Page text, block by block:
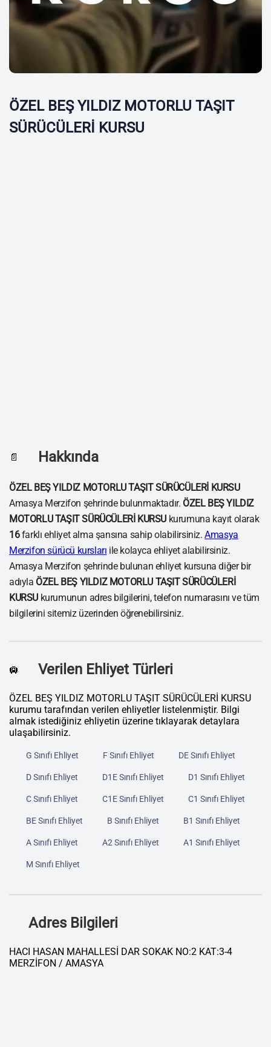
ÖZEL BEŞ YILDIZ MOTORLU TAŞIT
SÜRÜCÜLERİ KURSU
📄 Hakkında
ÖZEL BEŞ YILDIZ MOTORLU TAŞIT SÜRÜCÜLERİ KURSU
Amasya Merzifon şehrinde bulunmaktadır. ÖZEL BEŞ YILDIZ
MOTORLU TAŞIT SÜRÜCÜLERİ KURSU kurumuna kayıt olarak
16farklı ehliyet alma şansına sahip olabilirsiniz.Amasya
Merzifon sürücü kursları ile kolayca ehliyet alabilirsiniz.
Amasya Merzifon şehrinde bulunan ehliyet kursuna diğer bir
adıyla ÖZEL BEŞ YILDIZ MOTORLU TAŞIT SÜRÜCÜLERİ
KURSU kurumunun adres bilgilerini, telefon numarasını ve tüm
bilgilerini sitemiz üzerinden öğrenebilirsiniz.
🛄 Verilen Ehliyet Türleri
ÖZEL BEŞ YILDIZ MOTORLU TAŞIT SÜRÜCÜLERİ KURSU
kurumu tarafından verilen ehliyetler listelenmiştir. Bilgi
almak istediğiniz ehliyetin üzerine tıklayarak detaylara
ulaşabilirsiniz.
G Sınıfı Ehliyet F Sınıfı Ehliyet DE Sınıfı Ehliyet
D Sınıfı Ehliyet D1E Sınıfı Ehliyet D1 Sınıfı Ehliyet
C Sınıfı Ehliyet C1E Sınıfı Ehliyet C1 Sınıfı Ehliyet
BE Sınıfı Ehliyet B Sınıfı Ehliyet B1 Sınıfı Ehliyet
A Sınıfı Ehliyet A2 Sınıfı Ehliyet A1 Sınıfı Ehliyet
M Sınıfı Ehliyet
Adres Bilgileri
HACI HASAN MAHALLESİ DAR SOKAK NO:2 KAT:3-4
MERZİFON / AMASYA